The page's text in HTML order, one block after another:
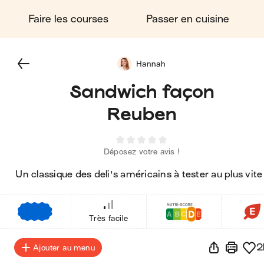
Faire les courses Passer en cuisine
Sandwich façon
Reuben
Déposez votre avis !
Un classique des deli's américains à tester au plus vite
Hannah
Très facile
Ajouter au menu